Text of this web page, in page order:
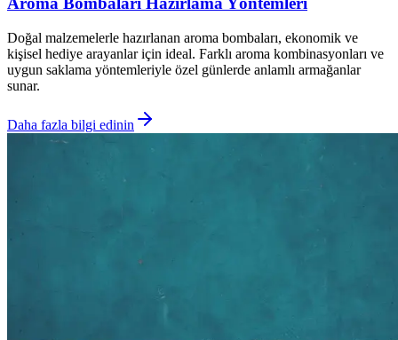
Doğal malzemelerle hazırlanan aroma bombaları, ekonomik ve
kişisel hediye arayanlar için ideal. Farklı aroma kombinasyonları ve
uygun saklama yöntemleriyle özel günlerde anlamlı armağanlar
sunar.
Daha fazla bilgi edinin